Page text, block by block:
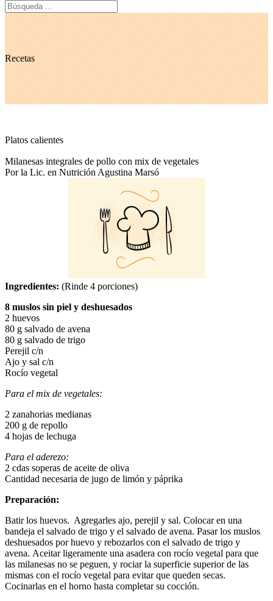
Recetas
Platos calientes
Milanesas integrales de pollo con mix de vegetales
Por la Lic. en Nutrición Agustina Marsó
Ingredientes: (Rinde 4 porciones)
8 muslos sin piel y deshuesados
2 huevos
80 g salvado de avena
80 g salvado de trigo
Perejil c/n
Ajo y sal c/n
Rocío vegetal
Para el mix de vegetales:
2 zanahorias medianas
200 g de repollo
4 hojas de lechuga
Para el aderezo:
2 cdas soperas de aceite de oliva
Cantidad necesaria de jugo de limón y páprika
Preparación:
Batir los huevos. Agregarles ajo, perejil y sal. Colocar en una
bandeja el salvado de trigo y el salvado de avena. Pasar los muslos
deshuesados por huevo y rebozarlos con el salvado de trigo y
avena. Aceitar ligeramente una asadera con rocío vegetal para que
las milanesas no se peguen, y rociar la superficie superior de las
mismas con el rocío vegetal para evitar que queden secas.
Cocinarlas en el horno hasta completar su cocción.